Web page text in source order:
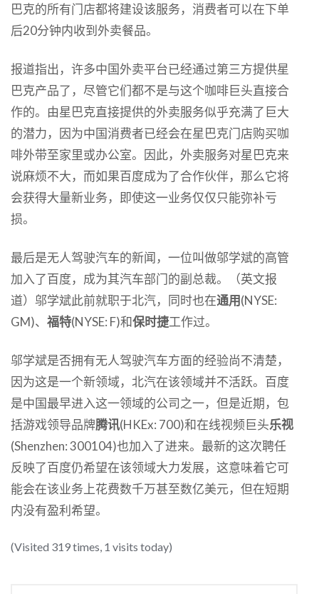
巴克的所有门店都将建设该服务，消费者可以在下单
后20分钟内收到外卖餐品。
报道指出，许多中国外卖平台已经通过第三方提供星
巴克产品了，尽管它们都不是与这个咖啡巨头直接合
作的。由星巴克直接提供的外卖服务似乎充满了巨大
的潜力，因为中国消费者已经会在星巴克门店购买咖
啡外带至家里或办公室。因此，外卖服务对星巴克来
说麻烦不大，而如果百度成为了合作伙伴，那么它将
会获得大量新业务，即使这一业务仅仅只能弥补亏
损。
最后是无人驾驶汽车的新闻，一位叫做邬学斌的高管
加入了百度，成为其汽车部门的副总裁。（英文报
道）邬学斌此前就职于北汽，同时也在通用(NYSE:
GM)、 福特(NYSE: F)和保时捷工作过。
邬学斌是否拥有无人驾驶汽车方面的经验尚不清楚，
因为这是一个新领域，北汽在该领域并不活跃。百度
是中国最早进入这一领域的公司之一，但是近期，包
括游戏领导品牌腾讯(HKEx: 700)和在线视频巨头乐视
(Shenzhen: 300104)也加入了进来。最新的这次聘任
反映了百度仍希望在该领域大力发展，这意味着它可
能会在该业务上花费数千万甚至数亿美元，但在短期
内没有盈利希望。
(Visited 319 times, 1 visits today)